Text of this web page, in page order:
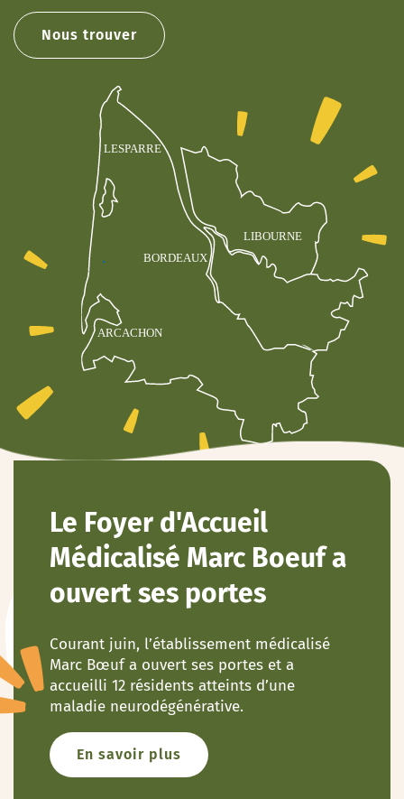
Nous trouver
Le Foyer d'Accueil
Médicalisé Marc Boeuf a
ouvert ses portes
Courant juin, l’établissement médicalisé
Marc Bœuf a ouvert ses portes et a
accueilli 12 résidents atteints d’une
maladie neurodégénérative.
En savoir plus